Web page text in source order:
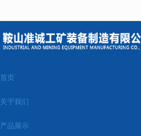
首页
关于我们
产品展示